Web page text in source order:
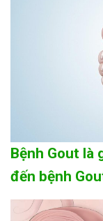
Bệnh Gout là
đến bệnh